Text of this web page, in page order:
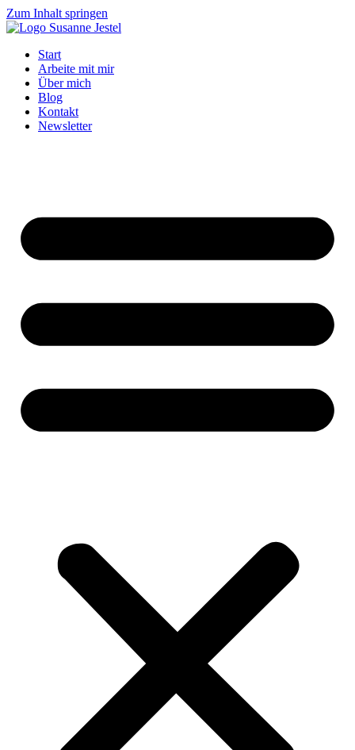
Zum Inhalt springen
Start
Arbeite mit mir
Über mich
Blog
Kontakt
Newsletter